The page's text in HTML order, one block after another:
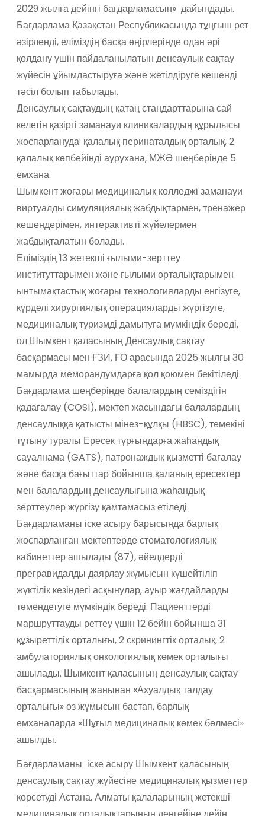
2029 жылға дейінгі бағдарламасын» дайындады.
Бағдарлама Қазақстан Республикасында тұңғыш рет
әзірленді, еліміздің басқа өңірлерінде одан әрі
қолдану үшін пайдаланылатын денсаулық сақтау
жүйесін ұйымдастыруға және жетілдіруге кешенді
тәсіл болып табылады.
Денсаулық сақтаудың қатаң стандарттарына сай
келетін қазіргі заманауи клиникалардың құрылысы
жоспарлануда: қалалық перинаталдық орталық, 2
қалалық көпбейінді аурухана, МЖӘ шеңберінде 5
емхана.
Шымкент жоғары медициналық колледжі заманауи
виртуалды симуляциялық жабдықтармен, тренажер
кешендерімен, интерактивті жүйелермен
жабдықталатын болады.
Еліміздің 13 жетекші ғылыми-зерттеу
институттарымен және ғылыми орталықтарымен
ынтымақтастық жоғары технологияларды енгізуге,
күрделі хирургиялық операцияларды жүргізуге,
медициналық туризмді дамытуға мүмкіндік береді,
ол Шымкент қаласының Денсаулық сақтау
басқармасы мен ҒЗИ, ҒО арасында 2025 жылғы 30
мамырда меморандумдарға қол қоюмен бекітіледі.
Бағдарлама шеңберінде балалардың семіздігін
қадағалау (COSI), мектеп жасындағы балалардың
денсаулыққа қатысты мінез-құлқы (HBSC), темекіні
тұтыну туралы Ересек тұрғындарға жаһандық
сауалнама (GATS), патронаждық қызметті бағалау
және басқа бағыттар бойынша қаланың ересектер
мен балалардың денсаулығына жаһандық
зерттеулер жүргізу қамтамасыз етіледі.
Бағдарламаны іске асыру барысында барлық
жоспарланған мектептерде стоматологиялық
кабинеттер ашылады (87), әйелдерді
прегравидалды даярлау жұмысын күшейтіліп
жүктілік кезіндегі асқынулар, ауыр жағдайларды
төмендетуге мүмкіндік береді. Пациенттерді
маршруттауды реттеу үшін 12 бейін бойынша 31
құзыреттілік орталығы, 2 скринингтік орталық, 2
амбулаториялық онкологиялық көмек орталығы
ашылады. Шымкент қаласының денсаулық сақтау
басқармасының жанынан «Ахуалдық талдау
орталығы» өз жұмысын бастап, барлық
емханаларда «Шұғыл медициналық көмек бөлмесі»
ашылды.
Бағдарламаны іске асыру Шымкент қаласының
денсаулық сақтау жүйесіне медициналық қызметтер
көрсетуді Астана, Алматы қалаларының жетекші